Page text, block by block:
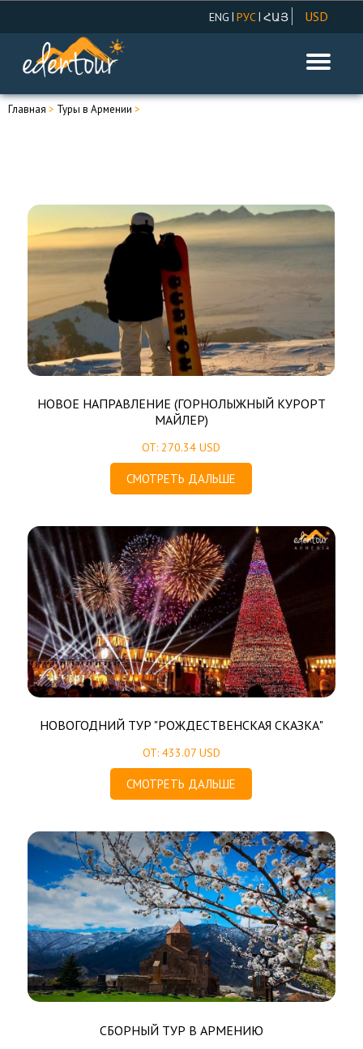
USD
EUR
RUR
ENG | РУС| ՀԱՅ
Главная > Туры в Армении >
НОВОЕ НАПРАВЛЕНИЕ (ГОРНОЛЫЖНЫЙ КУРОРТ
МАЙЛЕР)
ОТ: 270.34 USD
СМОТРЕТЬ ДАЛЬШЕ
НОВОГОДНИЙ ТУР "РОЖДЕСТВЕНСКАЯ СКАЗКА"
ОТ: 433.07 USD
СМОТРЕТЬ ДАЛЬШЕ
СБОРНЫЙ ТУР В АРМЕНИЮ